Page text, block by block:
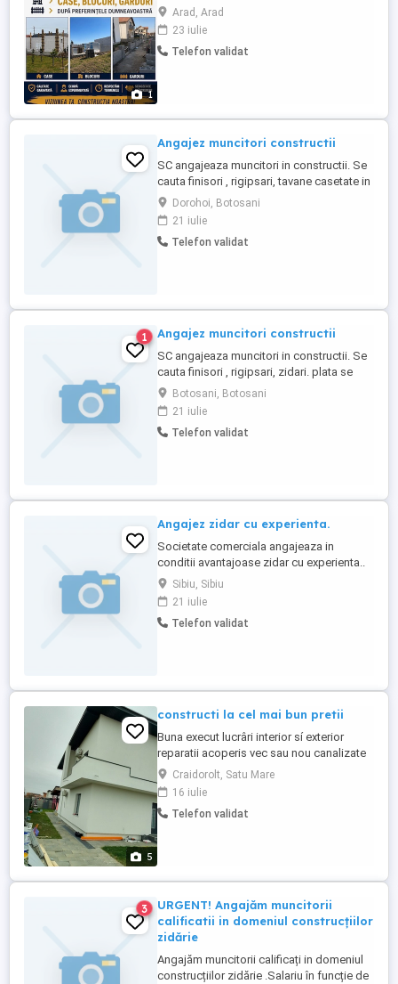
1
Arad, Arad
23 iulie
Telefon validat
Angajez muncitori constructii
SC angajeaza muncitori in constructii. Se
cauta finisori , rigipsari, tavane casetate in
special pentru amenajari interioare!
Dorohoi, Botosani
21 iulie
Telefon validat
1 Angajez muncitori constructii
SC angajeaza muncitori in constructii. Se
cauta finisori , rigipsari, zidari. plata se
face saptamanal
Botosani, Botosani
21 iulie
Telefon validat
Angajez zidar cu experienta.
Societate comerciala angajeaza in
conditii avantajoase zidar cu experienta..
Sibiu, Sibiu
21 iulie
Telefon validat
5
constructi la cel mai bun pretii
Buna execut lucrâri interior sí exterior
reparatii acoperis vec sau nou canalizate
electrice tencuialâ rigips gresie parchet
turnat beton pavaj decorativ zidârie izolatii
termice la cel mai bun preti 076384256
Craidorolt, Satu Mare
16 iulie
Telefon validat
3
URGENT! Angajăm muncitorii
calificatii in domeniul construcțiilor
zidărie
Angajăm muncitorii calificați in domeniul
construcțiilor zidărie .Salariu în funcție de